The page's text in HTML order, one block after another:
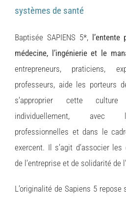
systèmes de santé
Baptisée SAPIENS 5*,
médecine, l’ingénierie et le
entrepreneurs, praticiens,
professeurs, aide les porteurs
s’approprier cette culture
individuellement, avec
professionnelles et dans le
exercent. Il s’agit d’associer les
de l’entreprise et de solidarité de
L’originalité de Sapiens 5 repose